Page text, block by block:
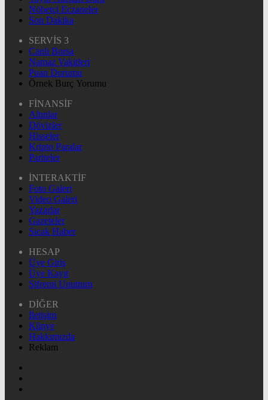
Nöbetçi Eczaneler
Son Dakika
SERVİS 3
Canlı Borsa
Namaz Vakitleri
Puan Durumu
Örnek Burç Yorumu
FİNANSİF
Altınlar
Dövizler
Hisseler
Kripto Paralar
Pariteler
İNTERAKTİF
Foto Galeri
Video Galeri
Yazarlar
Gazeteler
Sıcak Haber
HESAP
Üye Giriş
Üye Kayıt
Şifremi Unuttum
DİĞER
İletişim
Künye
Hakkımızda
Reklam